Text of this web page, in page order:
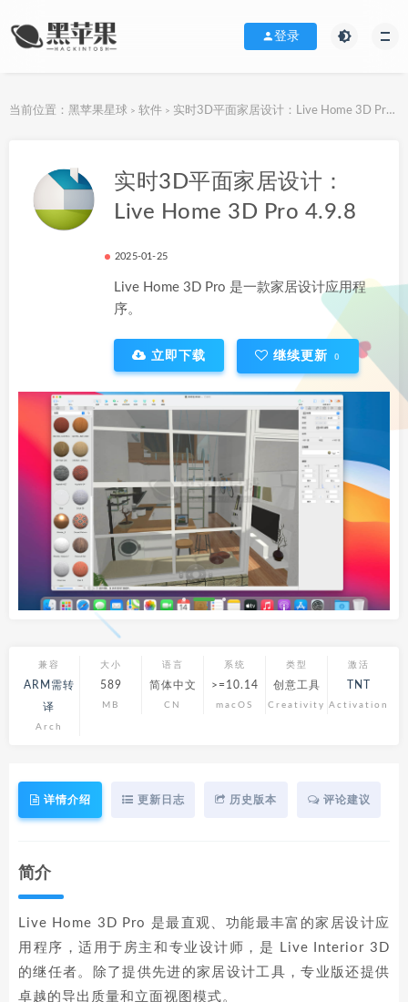
登录
当前位置： 黑苹果星球 > 软件 > 实时3D平面家居设计：Live Home 3D Pro 4.9.8
实时3D平面家居设计：
Live Home 3D Pro 4.9.8
2025-01-25
Live Home 3D Pro 是一款家居设计应用程
序。
立即下载 继续更新 0
兼容
ARM需转
译
Arch
大小
589
MB
语言
简体中文
CN
系统
>=10.14
macOS
类型
创意工具
Creativity
激活
TNT
Activation
详情介绍 更新日志 历史版本 评论建议
简介
Live Home 3D Pro 是最直观、功能最丰富的家居设计应
用程序，适用于房主和专业设计师，是 Live Interior 3D
的继任者。除了提供先进的家居设计工具，专业版还提供
卓越的导出质量和立面视图模式。